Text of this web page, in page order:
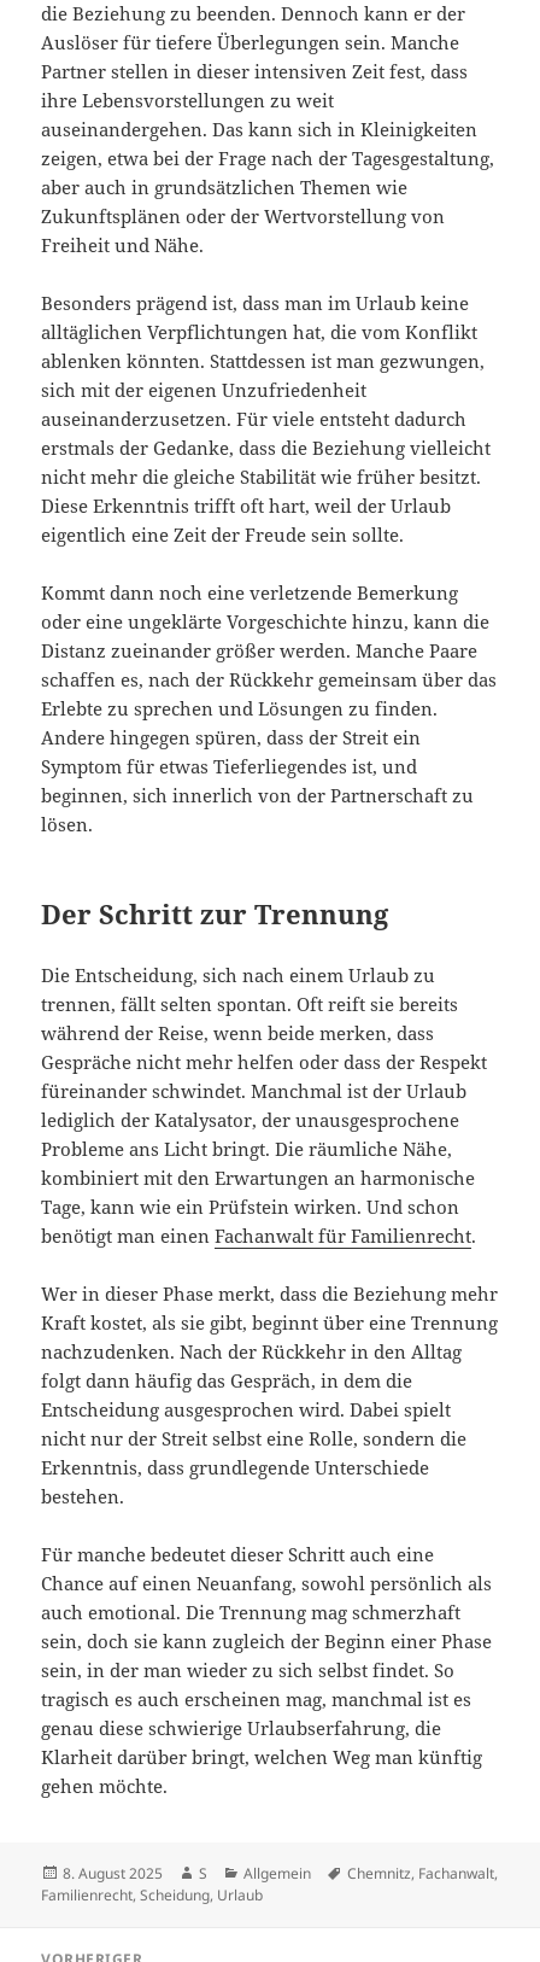
die Beziehung zu beenden. Dennoch kann er der
Auslöser für tiefere Überlegungen sein. Manche
Partner stellen in dieser intensiven Zeit fest, dass
ihre Lebensvorstellungen zu weit
auseinandergehen. Das kann sich in Kleinigkeiten
zeigen, etwa bei der Frage nach der Tagesgestaltung,
aber auch in grundsätzlichen Themen wie
Zukunftsplänen oder der Wertvorstellung von
Freiheit und Nähe.
Besonders prägend ist, dass man im Urlaub keine
alltäglichen Verpflichtungen hat, die vom Konflikt
ablenken könnten. Stattdessen ist man gezwungen,
sich mit der eigenen Unzufriedenheit
auseinanderzusetzen. Für viele entsteht dadurch
erstmals der Gedanke, dass die Beziehung vielleicht
nicht mehr die gleiche Stabilität wie früher besitzt.
Diese Erkenntnis trifft oft hart, weil der Urlaub
eigentlich eine Zeit der Freude sein sollte.
Kommt dann noch eine verletzende Bemerkung
oder eine ungeklärte Vorgeschichte hinzu, kann die
Distanz zueinander größer werden. Manche Paare
schaffen es, nach der Rückkehr gemeinsam über das
Erlebte zu sprechen und Lösungen zu finden.
Andere hingegen spüren, dass der Streit ein
Symptom für etwas Tieferliegendes ist, und
beginnen, sich innerlich von der Partnerschaft zu
lösen.
Der Schritt zur Trennung
Die Entscheidung, sich nach einem Urlaub zu
trennen, fällt selten spontan. Oft reift sie bereits
während der Reise, wenn beide merken, dass
Gespräche nicht mehr helfen oder dass der Respekt
füreinander schwindet. Manchmal ist der Urlaub
lediglich der Katalysator, der unausgesprochene
Probleme ans Licht bringt. Die räumliche Nähe,
kombiniert mit den Erwartungen an harmonische
Tage, kann wie ein Prüfstein wirken. Und schon
benötigt man einenFachanwalt für Familienrecht.
Wer in dieser Phase merkt, dass die Beziehung mehr
Kraft kostet, als sie gibt, beginnt über eine Trennung
nachzudenken. Nach der Rückkehr in den Alltag
folgt dann häufig das Gespräch, in dem die
Entscheidung ausgesprochen wird. Dabei spielt
nicht nur der Streit selbst eine Rolle, sondern die
Erkenntnis, dass grundlegende Unterschiede
bestehen.
Für manche bedeutet dieser Schritt auch eine
Chance auf einen Neuanfang, sowohl persönlich als
auch emotional. Die Trennung mag schmerzhaft
sein, doch sie kann zugleich der Beginn einer Phase
sein, in der man wieder zu sich selbst findet. So
tragisch es auch erscheinen mag, manchmal ist es
genau diese schwierige Urlaubserfahrung, die
Klarheit darüber bringt, welchen Weg man künftig
gehen möchte.
Veröffentlicht
am
8. August 2025 Autor
S Kategorien
Allgemein Schlagwörter
Chemnitz, Fachanwalt,
Familienrecht,Scheidung, Urlaub